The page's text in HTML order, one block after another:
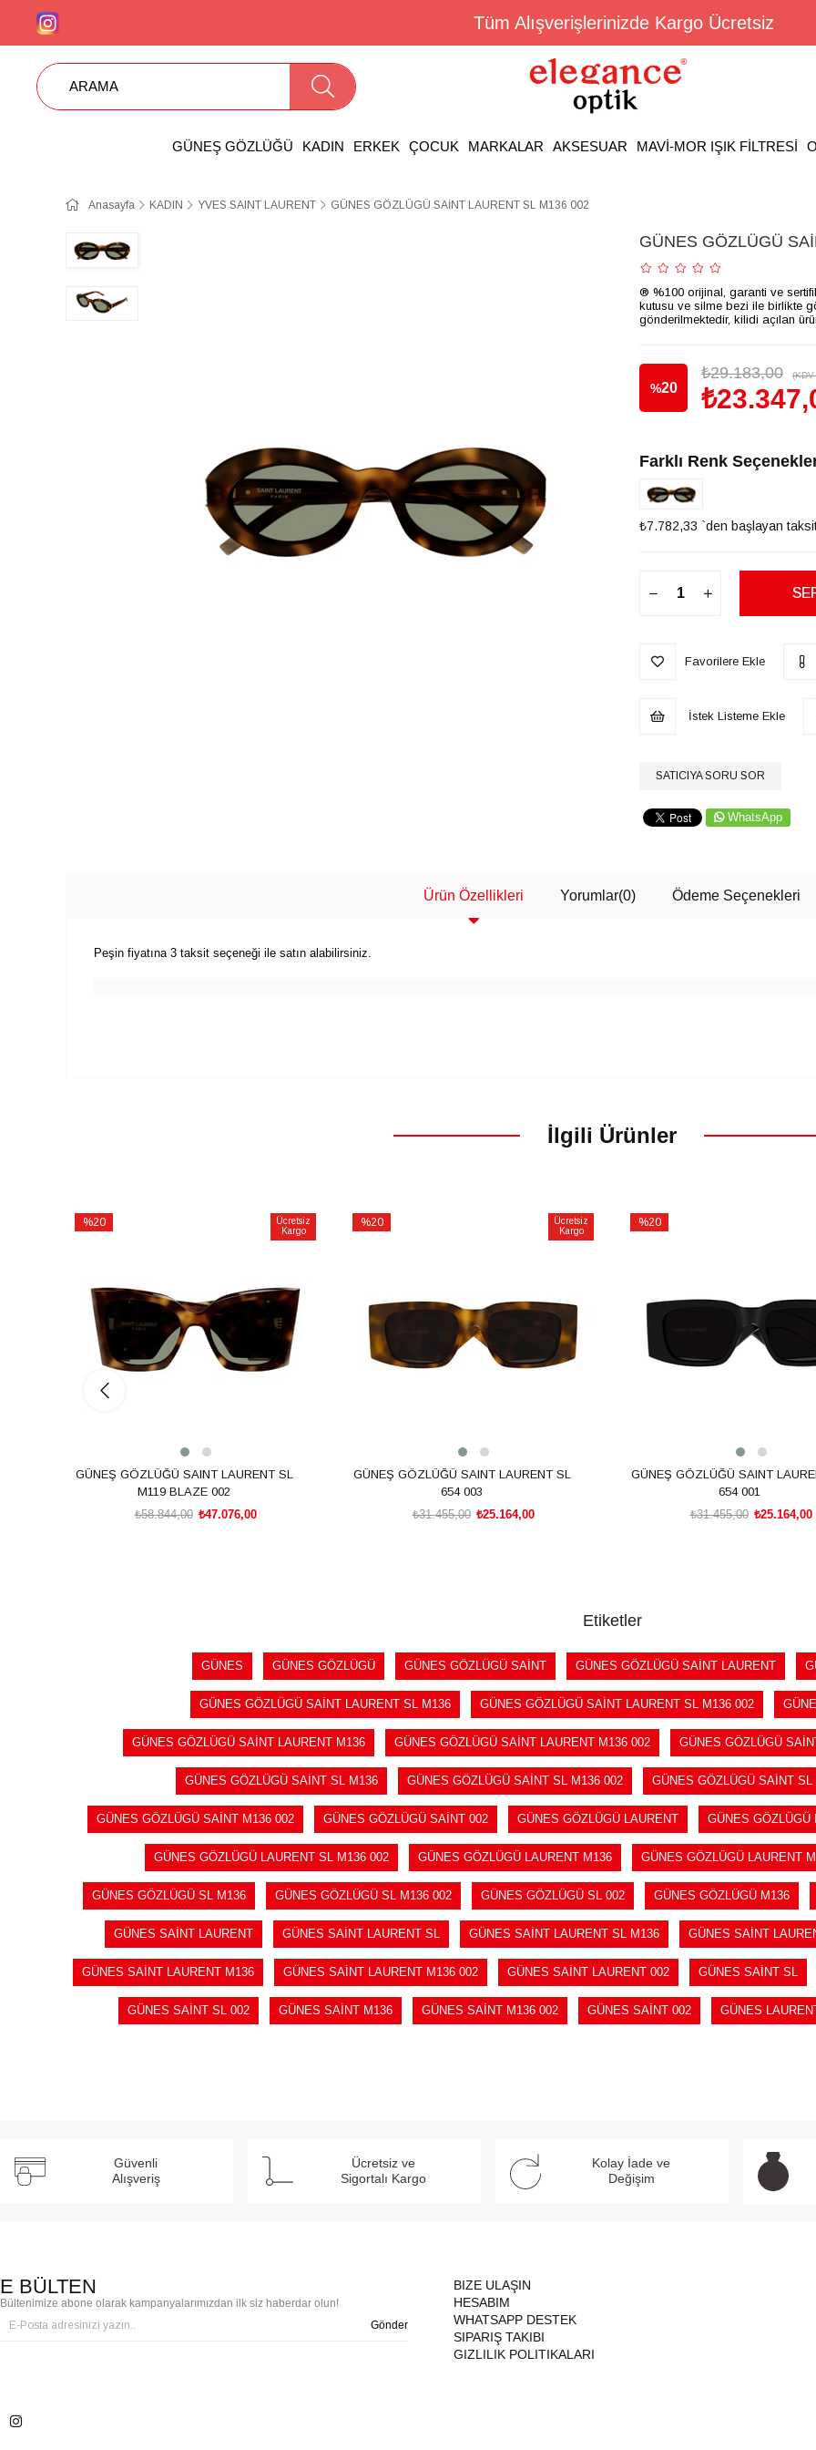
Tüm Alışverişlerinizde Kargo Ücretsiz
GÜNEŞ GÖZLÜĞÜ KADIN ERKEK ÇOCUK MARKALAR AKSESUAR MAVİ-MOR IŞIK FİLTRESİ
Anasayfa KADIN YVES SAINT LAURENT GÜNES GÖZLÜGÜ SAİNT LAURENT SL M136 002
GÜNES GÖZLÜGÜ
® %100 orijinal, garanti ve
kutusu ve silme bezi ile birlikte
gönderilmektedir, kilidi açılan
%20
₺29.183,00 (KDV
Farklı Renk
₺7.782,33 `den başlayan
Favorilere Ekle
İstek Listeme Ekle
SATICIYA SORU SOR
WhatsApp
Ürün Özellikleri Yorumlar(0) Ödeme Seçenekleri
Peşin fiyatına 3 taksit seçeneği ile satın alabilirsiniz.
İlgili Ürünler
%20
Ücretsiz
Kargo
GÜNEŞ GÖZLÜĞÜ SAINT LAURENT SL
M119 BLAZE 002
₺47.076,00
₺58.844,00
%20
Ücretsiz
Kargo
GÜNEŞ GÖZLÜĞÜ SAINT LAURENT SL
654 003
₺25.164,00
₺31.455,00
%20
GÜNEŞ GÖZLÜĞÜ SAINT
654 001
₺25.164,00
₺31.455,00
Etiketler
GÜNES GÜNES GÖZLÜGÜ GÜNES GÖZLÜGÜ SAİNT GÜNES GÖZLÜGÜ SAİNT LAURENT
GÜNES GÖZLÜGÜ SAİNT LAURENT SL M136 GÜNES GÖZLÜGÜ SAİNT LAURENT SL M136 002
GÜNES GÖZLÜGÜ SAİNT LAURENT M136 GÜNES GÖZLÜGÜ SAİNT LAURENT M136 002 GÜNES GÖZLÜGÜ
GÜNES GÖZLÜGÜ SAİNT SL M136 GÜNES GÖZLÜGÜ SAİNT SL M136 002 GÜNES GÖZLÜGÜ SAİNT SL
GÜNES GÖZLÜGÜ SAİNT M136 002 GÜNES GÖZLÜGÜ SAİNT 002 GÜNES GÖZLÜGÜ LAURENT GÜNES GÖZLÜGÜ
GÜNES GÖZLÜGÜ LAURENT SL M136 002 GÜNES GÖZLÜGÜ LAURENT M136 GÜNES GÖZLÜGÜ LAURENT
GÜNES GÖZLÜGÜ SL M136 GÜNES GÖZLÜGÜ SL M136 002 GÜNES GÖZLÜGÜ SL 002 GÜNES GÖZLÜGÜ M136
GÜNES SAİNT LAURENT GÜNES SAİNT LAURENT SL GÜNES SAİNT LAURENT SL M136 GÜNES SAİNT
GÜNES SAİNT LAURENT M136 GÜNES SAİNT LAURENT M136 002 GÜNES SAİNT LAURENT 002 GÜNES SAİNT SL
GÜNES SAİNT SL 002 GÜNES SAİNT M136 GÜNES SAİNT M136 002 GÜNES SAİNT 002 GÜNES
Güvenli
Alışveriş
Ücretsiz ve
Sigortalı Kargo
Kolay İade ve
Değişim
E BÜLTEN
Bültenimize abone olarak kampanyalarımızdan ilk siz haberdar olun!
Gönder
BIZE ULAŞIN
HESABIM
WHATSAPP DESTEK
SIPARIŞ TAKIBI
GIZLILIK POLITIKALARI